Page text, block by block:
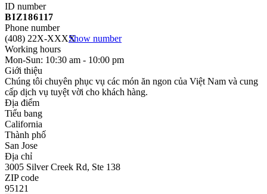
ID number
BIZ186117
Phone number
(408) 22X-XXXXShow number
Working hours
Mon-Sun: 10:30 am - 10:00 pm
Giới thiệu
Chúng tôi chuyên phục vụ các món ăn ngon của Việt Nam và cung
cấp dịch vụ tuyệt vời cho khách hàng.
Địa điểm
Tiểu bang
California
Thành phố
San Jose
Địa chỉ
3005 Silver Creek Rd, Ste 138
ZIP code
95121